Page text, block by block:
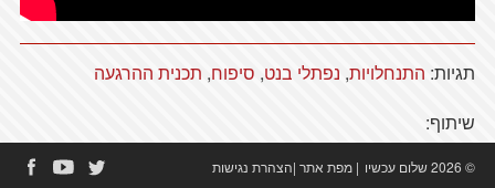
תגיות: התנחלויות, נפתלי בנט, סיפוח, תכנית ההרגעה
שיתוף:
© 2026 שלום עכשיו | מפת אתר|הצהרת נגישות